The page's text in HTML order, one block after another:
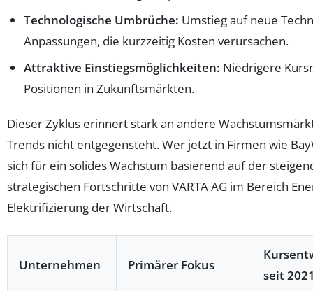
Technologische Umbrüche: Umstieg auf neue
Anpassungen, die kurzzeitig Kosten verursachen.
Attraktive Einstiegsmöglichkeiten: Niedrigere
Positionen in Zukunftsmärkten.
Dieser Zyklus erinnert stark an andere
Trends nicht entgegensteht. Wer jetzt in Firmen wie
sich für ein solides Wachstum basierend auf der
strategischen Fortschritte von VARTA AG im Bereich
Elektrifizierung der Wirtschaft.
Unternehmen Primärer Fokus
seit